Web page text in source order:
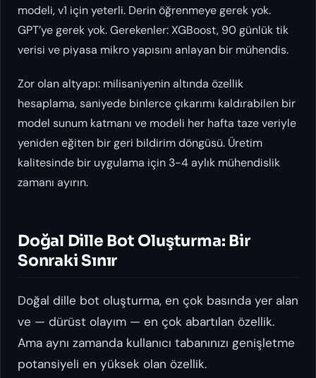
modeli, v1 için yeterli. Derin öğrenmeye gerek yok.
GPT’ye gerek yok. Gerekenler: XGBoost, 90 günlük tik
verisi ve piyasa mikro yapısını anlayan bir mühendis.
Zor olan altyapı: milisaniyenin altında özellik
hesaplama, saniyede binlerce çıkarımı kaldırabilen bir
model sunum katmanı ve modeli her hafta taze veriyle
yeniden eğiten bir geri bildirim döngüsü. Üretim
kalitesinde bir uygulama için 3-4 aylık mühendislik
zamanı ayırın.
Doğal Dille Bot Oluşturma: Bir
Sonraki Sınır
Doğal dille bot oluşturma, en çok basında yer alan
ve — dürüst olayım — en çok abartılan özellik.
Ama aynı zamanda kullanıcı tabanınızı genişletme
potansiyeli en yüksek olan özellik.